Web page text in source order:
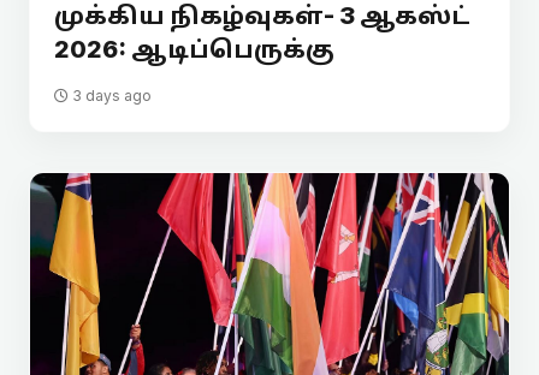
முக்கிய நிகழ்வுகள்- 3 ஆகஸ்ட்
2026: ஆடிப்பெருக்கு
3 days ago